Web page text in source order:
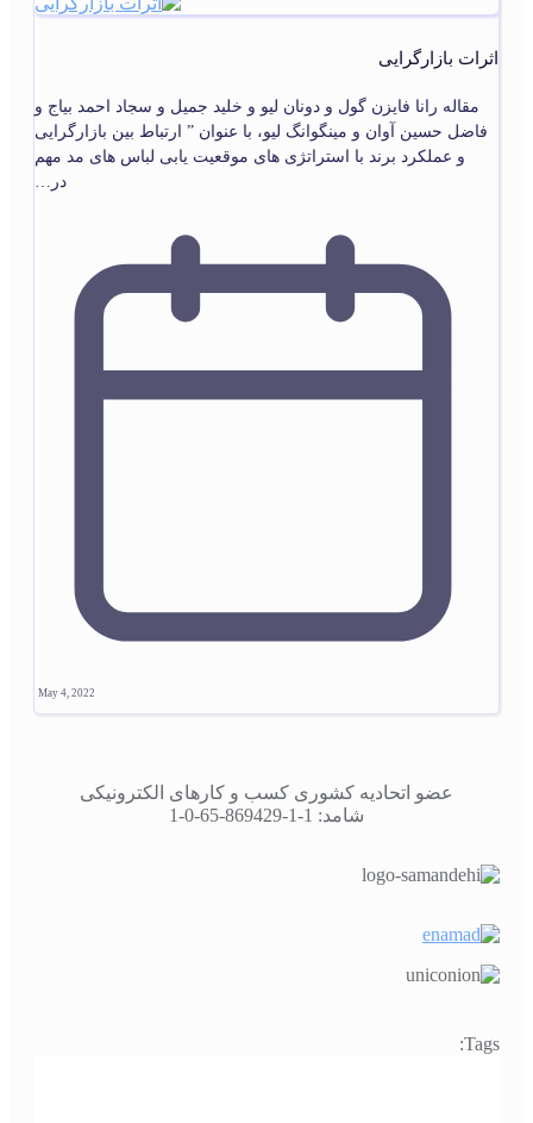
اثرات بازارگرایی
مقاله رانا فایزن گول و دونان لیو و خلید جمیل و سجاد احمد بیاج و
فاضل حسین آوان و مینگوانگ لیو، با عنوان ” ارتباط بین بازارگرایی
و عملکرد برند با استراتژی های موقعیت یابی لباس های مد مهم
در…
May 4, 2022
عضو اتحادیه کشوری کسب و کارهای الکترونیکی
شامد: 1-1-869429-65-0-1
Tags: